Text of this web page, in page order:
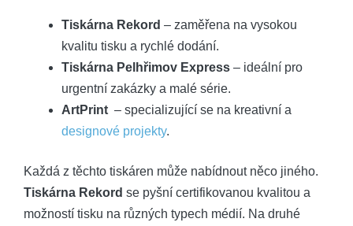
Tiskárna Rekord –‌ zaměřena na vysokou
kvalitu tisku a rychlé dodání.
Tiskárna Pelhřimov⁣ Express – ideální pro
urgentní zakázky ⁣a​ malé série.
ArtPrint ​ – specializující se na⁣ kreativní⁣ a⁣
designové projekty.
Každá ⁢z těchto tiskáren může nabídnout něco jiného.
Tiskárna Rekord se ‍pyšní certifikovanou⁢ kvalitou a
možností tisku na různých typech médií. Na druhé